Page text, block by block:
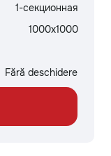
1-секционная
1000х1000
Fără deschidere